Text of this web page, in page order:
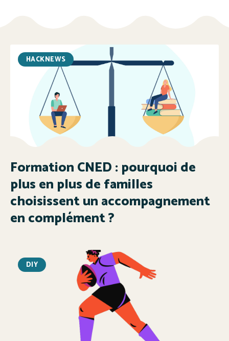
HACKNEWS
Formation CNED : pourquoi de
plus en plus de familles
choisissent un accompagnement
en complément ?
DIY